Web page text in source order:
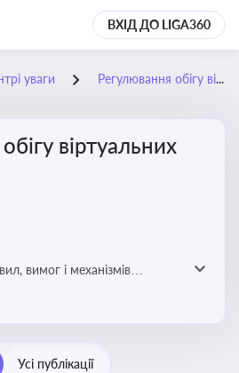
ВХІД ДО LIGA360
уваги Регулювання обігу віртуальних активів
віртуальних
вимог і механізмів
обігом та
активів, таких як
Усі публікації